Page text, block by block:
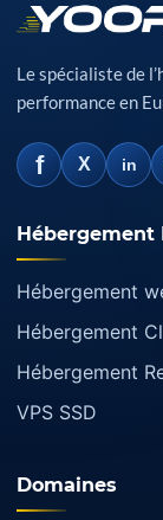
Le spécialiste de
performance en
f X in
Hébergement
Hébergement
Hébergement
Hébergement
VPS SSD
Domaines